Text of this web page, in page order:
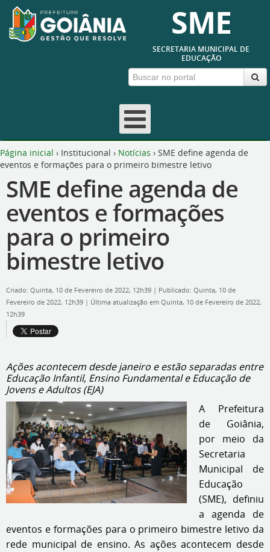
SME
SECRETARIA MUNICIPAL DE
EDUCAÇÃO
Página inicial › Institucional › Notícias › SME define agenda de
eventos e formações para o primeiro bimestre letivo
SME define agenda de
eventos e formações
para o primeiro
bimestre letivo
Criado: Quinta, 10 de Fevereiro de 2022, 12h39 | Publicado: Quinta, 10 de
Fevereiro de 2022, 12h39 | Última atualização em Quinta, 10 de Fevereiro de 2022,
12h39
Ações acontecem desde janeiro e estão separadas entre
Educação Infantil, Ensino Fundamental e Educação de
Jovens e Adultos (EJA)
A Prefeitura
de Goiânia,
por meio da
Secretaria
Municipal de
Educação
(SME), definiu
a agenda de
eventos e formações para o primeiro bimestre letivo da
rede municipal de ensino. As ações acontecem desde